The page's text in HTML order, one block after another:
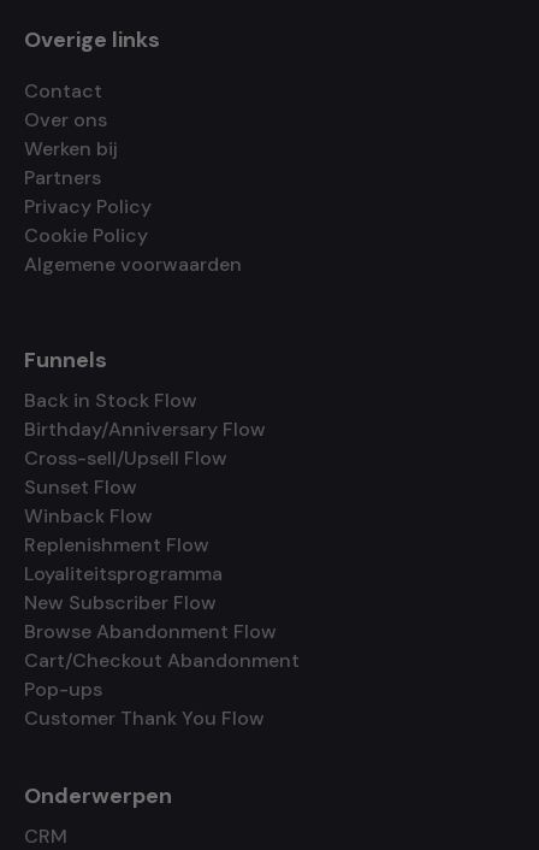
Overige links
Contact
Over ons
Werken bij
Partners
Privacy Policy
Cookie Policy
Algemene voorwaarden
Funnels
Back in Stock Flow
Birthday/Anniversary Flow
Cross-sell/Upsell Flow
Sunset Flow
Winback Flow
Replenishment Flow
Loyaliteitsprogramma
New Subscriber Flow
Browse Abandonment Flow
Cart/Checkout Abandonment
Pop-ups
Customer Thank You Flow
Onderwerpen
CRM